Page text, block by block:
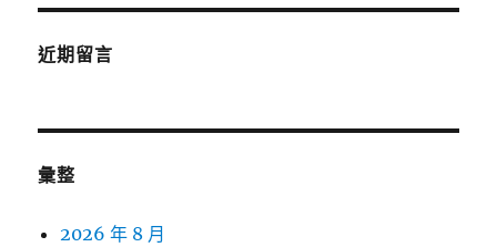
近期留言
彙整
2026 年 8 月